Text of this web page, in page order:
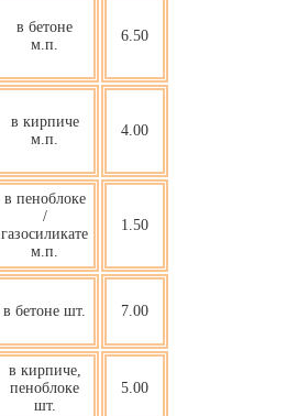
в бетоне
м.п.
6.50
в кирпиче
м.п.
4.00
в пеноблоке
/
газосиликате
м.п.
1.50
в бетоне шт. 7.00
в кирпиче,
пеноблоке
шт.
5.00